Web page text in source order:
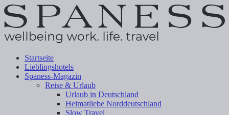
Startseite
Lieblingshotels
Spaness-Magazin
Reise & Urlaub
Urlaub in Deutschland
Heimatliebe Norddeutschland
Slow Travel